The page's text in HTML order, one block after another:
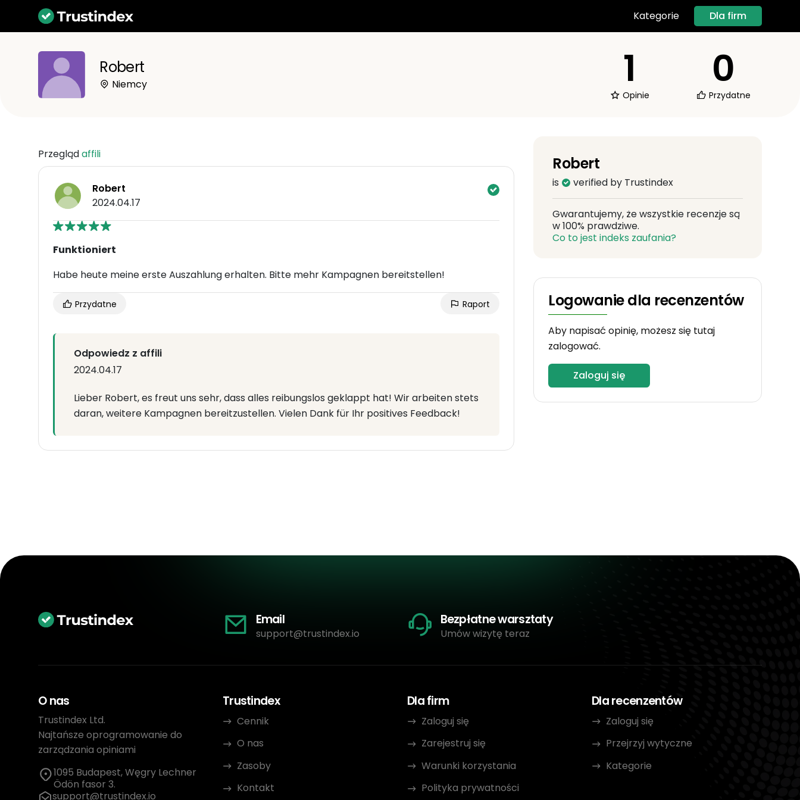
Kategorie Dla firm
Robert
Niemcy 1
Opinie
0
Przydatne
Przeglądaffili
Robert
2024.04.17
Funktioniert
Habe heute meine erste Auszahlung erhalten. Bitte mehr Kampagnen bereitstellen!
Przydatne Raport
Odpowiedz z affili
2024.04.17
Lieber Robert, es freut uns sehr, dass alles reibungslos geklappt hat! Wir arbeiten stets
daran, weitere Kampagnen bereitzustellen. Vielen Dank für Ihr positives Feedback!
Robert
is verified by Trustindex
Gwarantujemy, że wszystkie recenzje są
w 100% prawdziwe.
Co to jest indeks zaufania?
Logowanie dla recenzentów
Aby napisać opinię, możesz się tutaj
zalogować.
Zaloguj się
Email
support@trustindex.io
Bezpłatne warsztaty
Umów wizytę teraz
O nas
Trustindex Ltd.
Najtańsze oprogramowanie do
zarządzania opiniami
1095 Budapest, Węgry Lechner
Ödön fasor 3.
support@trustindex.io
Trustindex
Cennik
O nas
Zasoby
Kontakt
Dla firm
Zaloguj się
Zarejestruj się
Warunki korzystania
Polityka prywatności
Dla recenzentów
Zaloguj się
Przejrzyj wytyczne
Kategorie